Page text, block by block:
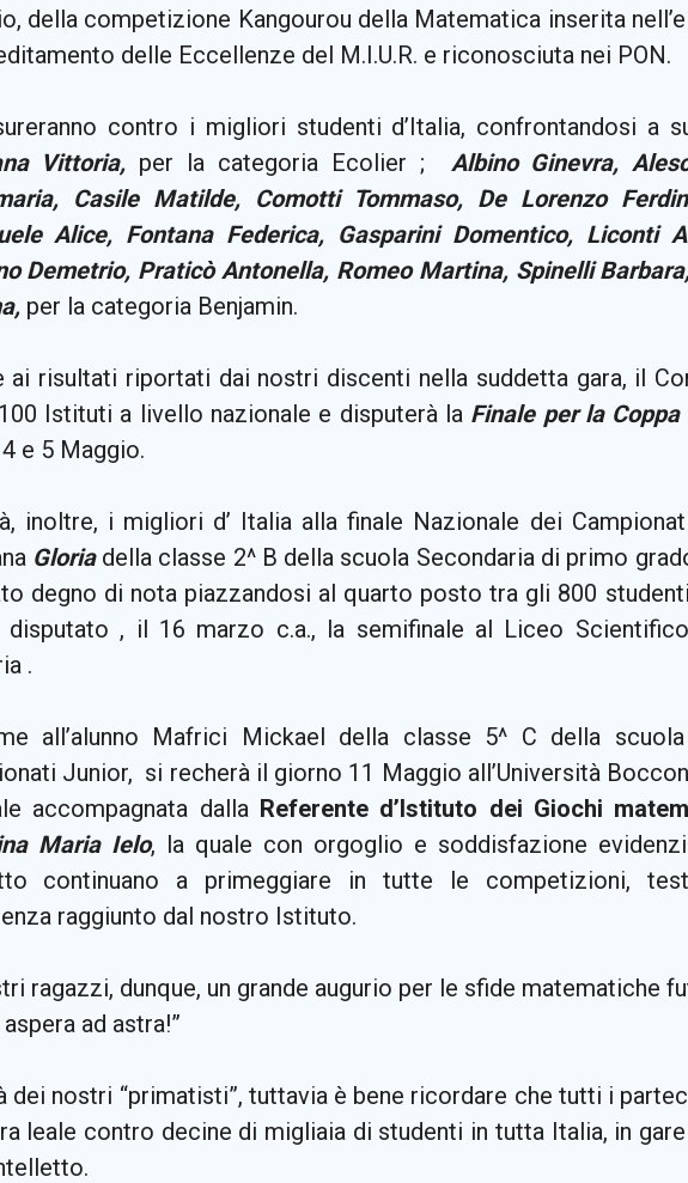
della competizione Kangourou della Matematica inserita
delle Eccellenze del M.I.U.R. e riconosciuta nei PON.
contro i migliori studenti d’Italia, confrontandosi a
Vittoria, per la categoria Ecolier ; Albino Ginevra,
Casile Matilde, Comotti Tommaso, De Lorenzo
Alice, Fontana Federica, Gasparini Domentico, Liconti
Demetrio, Praticò Antonella, Romeo Martina, Spinelli
per la categoria Benjamin.
ai risultati riportati dai nostri discenti nella suddetta gara, il
Istituti a livello nazionale e disputerà la Finale per la Coppa
e 5 Maggio.
inoltre, i migliori d’ Italia alla finale Nazionale dei
Gloria della classe 2^ B della scuola Secondaria di primo
degno di nota piazzandosi al quarto posto tra gli 800
disputato , il 16 marzo c.a., la semifinale al Liceo
.
all’alunno Mafrici Mickael della classe 5^ C della
Junior, si recherà il giorno 11 Maggio all’Università
accompagnata dalla Referente d’Istituto dei Giochi
Maria Ielo, la quale con orgoglio e soddisfazione
continuano a primeggiare in tutte le competizioni,
raggiunto dal nostro Istituto.
ragazzi, dunque, un grande augurio per le sfide matematiche
aspera ad astra!”
dei nostri “primatisti”, tuttavia è bene ricordare che tutti i
leale contro decine di migliaia di studenti in tutta Italia, in